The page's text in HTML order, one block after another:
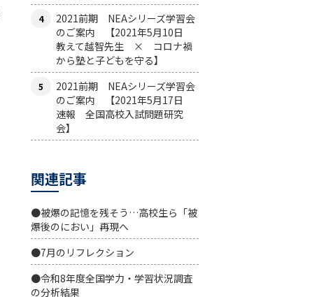
2021前期 NEAシリーズ学習会
のご案内 【2021年5月10日
教えて越智先生 × コロナ禍
から塾と子どもを守る】
2021前期 NEAシリーズ学習会
のご案内 【2021年5月17日
速報 全国高校入試問題研究
会】
関連記事
●被爆の記憶を残そう…高校生ら「被
爆後のにおい」再現へ
●7月のリフレクション
●令和8年度全国学力・学習状況調査
の分析結果